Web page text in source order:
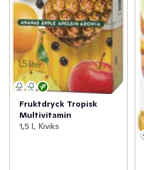
Fruktdryck Tropisk
Multivitamin
1,5 l, Kiviks